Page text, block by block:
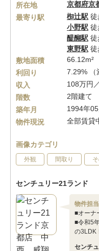
所在地 京都府京
最寄り駅
椥辻駅 徒
小野駅 徒
醍醐駅 徒
東野駅 徒
敷地面積
66.12m²
利回り
7.29% （
収入
108万円
階数
2階建て
築年月
1994年05
物件現況
全部賃貸
画像カテゴリ
外観 間取り
センチュリー21ランド
物件担
■オーナ
■令和5
の3LDK
センチ